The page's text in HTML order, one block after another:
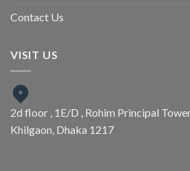
Contact Us
VISIT US
2d floor , 1E/D , Rohim Principal
Khilgaon, Dhaka 1217